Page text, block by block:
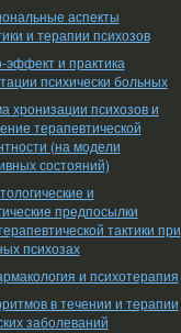
аспекты
и терапии психозов
эффект и практика
психически больных
хронизации психозов и
терапевтической
(на модели
состояний)
и
предпосылки
тактики при
психозах
и психотерапия
в течении и терапии
заболеваний